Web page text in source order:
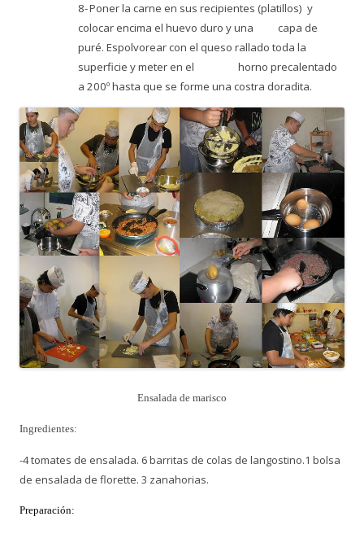
8-Poner la carne en sus recipientes (platillos) y
colocar encima el huevo duro y una capa de
puré. Espolvorear con el queso rallado toda la
superficie y meter en el horno precalentado
a 200º hasta que se forme una costra doradita.
Ensalada de marisco
Ingredientes:
-4 tomates de ensalada. 6 barritas de colas de langostino.1 bolsa
de ensalada de florette. 3 zanahorias.
Preparación: